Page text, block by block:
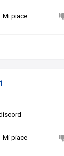
Mi piace
Mi piace